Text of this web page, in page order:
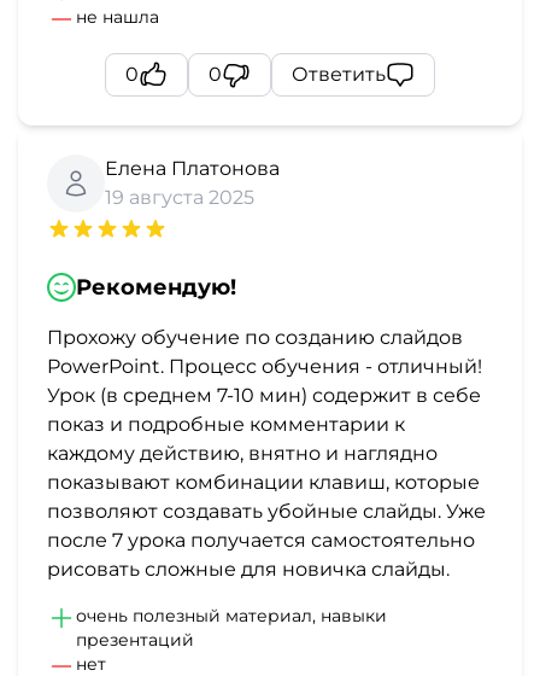
не нашла
0 0 Ответить
Елена Платонова
19 августа 2025
Рекомендую!
Прохожу обучение по созданию слайдов
PowerPoint. Процесс обучения - отличный!
Урок (в среднем 7-10 мин) содержит в себе
показ и подробные комментарии к
каждому действию, внятно и наглядно
показывают комбинации клавиш, которые
позволяют создавать убойные слайды. Уже
после 7 урока получается самостоятельно
рисовать сложные для новичка слайды.
очень полезный материал, навыки
презентаций
нет